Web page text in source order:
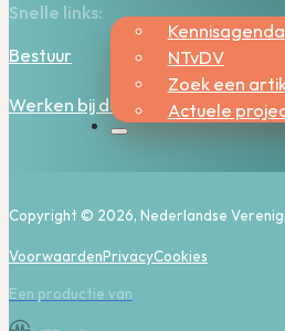
Kennisagenda
NTvDV
Zoek een
Actuele
Snelle links:
Bestuur
Werken bij de NVDV
Copyright © 2026, Nederlandse
VoorwaardenPrivacyCookies
Een productie van